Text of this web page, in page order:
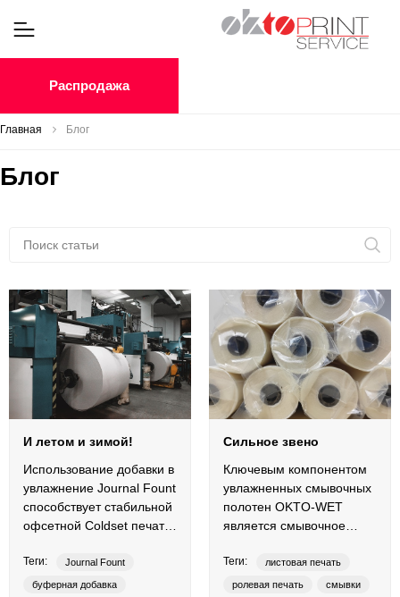
Распродажа
Главная Блог
Блог
И летом и зимой!
Использование добавки в
увлажнение Journal Fount
способствует стабильной
офсетной Coldset печати
Теги: Journal Fount
буферная добавка
Сильное звено
Ключевым компонентом
увлажненных смывочных
полотен OKTO-WET
является смывочное
Теги: листовая печать
ролевая печать смывки